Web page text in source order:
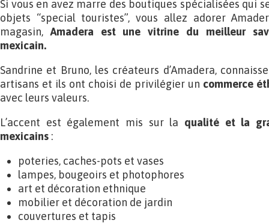
Si vous en avez marre des boutiques spécialisées qui
objets “special touristes”, vous allez adorer
magasin,Amadera est une vitrine du meilleur
mexicain.
Sandrine et Bruno, les créateurs d’Amadera,
artisans et ils ont choisi de privilégier un commerce
avec leurs valeurs.
L’accent est également mis sur la qualité et la
mexicains :
poteries, caches-pots et vases
lampes, bougeoirs et photophores
art et décoration ethnique
mobilier et décoration de jardin
couvertures et tapis